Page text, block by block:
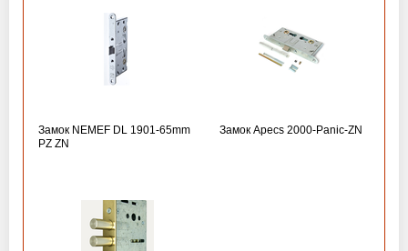
Замок NEMEF DL 1901-65mm
PZ ZN
Замок Apecs 2000-Panic-ZN